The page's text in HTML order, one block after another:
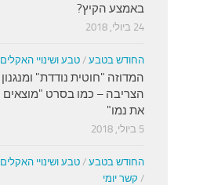
באמצע הקיץ?
24 ביולי, 2018
החודש בטבע / טבע ושינויי האקלים
המדוזה "חוטית נודדת" ומנגנון
הצריבה – כמו בסרט "מוצאים
את נמו"
5 ביולי, 2018
החודש בטבע / טבע ושינויי האקלים
/ קשר יומי